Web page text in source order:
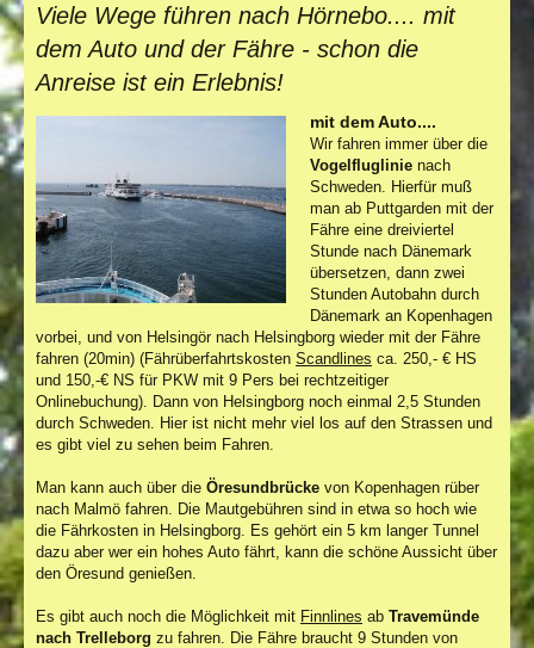
Viele Wege führen nach Hörnebo.... mit
dem Auto und der Fähre - schon die
Anreise ist ein Erlebnis!
mit dem Auto....
Wir fahren immer über die
Vogelfluglinie nach
Schweden. Hierfür muß
man ab Puttgarden mit der
Fähre eine dreiviertel
Stunde nach Dänemark
übersetzen, dann zwei
Stunden Autobahn durch
Dänemark an Kopenhagen
vorbei, und von Helsingör nach Helsingborg wieder mit der Fähre
fahren (20min) (Fährüberfahrtskosten Scandlines ca. 250,- € HS
und 150,-€ NS für PKW mit 9 Pers bei rechtzeitiger
Onlinebuchung). Dann von Helsingborg noch einmal 2,5 Stunden
durch Schweden. Hier ist nicht mehr viel los auf den Strassen und
es gibt viel zu sehen beim Fahren.
Man kann auch über die Öresundbrücke von Kopenhagen rüber
nach Malmö fahren. Die Mautgebühren sind in etwa so hoch wie
die Fährkosten in Helsingborg. Es gehört ein 5 km langer Tunnel
dazu aber wer ein hohes Auto fährt, kann die schöne Aussicht über
den Öresund genießen.
Es gibt auch noch die Möglichkeit mit Finnlines ab Travemünde
nach Trelleborg zu fahren. Die Fähre braucht 9 Stunden von